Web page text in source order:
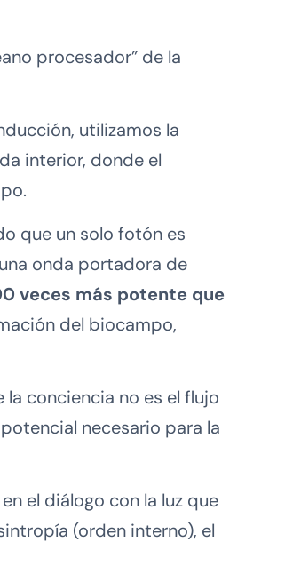
procesador” de la
utilizamos la
interior, donde el
que un solo fotón es
onda portadora de
veces más potente que
del biocampo,
la conciencia no es el flujo
necesario para la
el diálogo con la luz que
(orden interno), el